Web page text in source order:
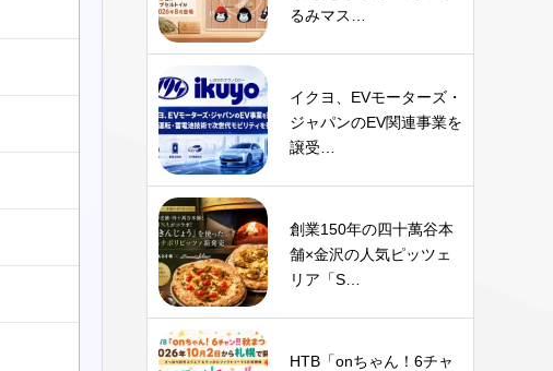
るみマス…
イクヨ、EVモーターズ・
ジャパンのEV関連事業を
譲受…
創業150年の四十萬谷本
舗×金沢の人気ピッツェ
リア「S…
HTB「onちゃん！6チャ